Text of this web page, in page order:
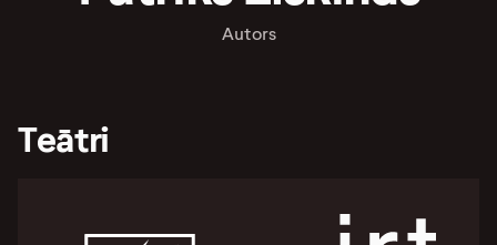
Autors
Teātri